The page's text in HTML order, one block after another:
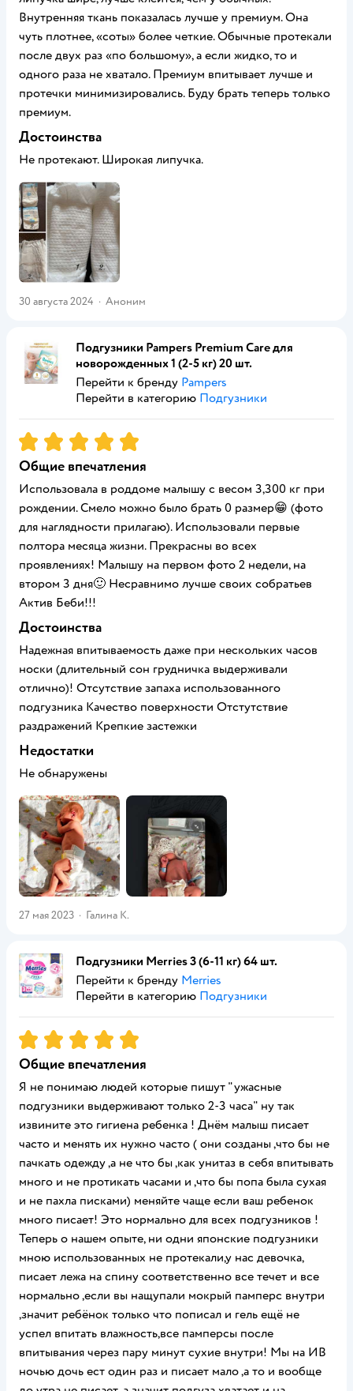
Внутренняя ткань показалась лучше у премиум. Она
чуть плотнее, «соты» более четкие. Обычные протекали
после двух раз «по большому», а если жидко, то и
одного раза не хватало. Премиум впитывает лучше и
протечки минимизировались. Буду брать теперь только
премиум.
Достоинства
Не протекают. Широкая липучка.
30 августа 2024 · Аноним
Подгузники Pampers Premium Care для
новорожденных 1 (2-5 кг) 20 шт.
Перейти к бренду Pampers
Перейти в категорию Подгузники
Рейтинг:5
Общие впечатления
Использовала в роддоме малышу с весом 3,300 кг при
рождении. Смело можно было брать 0 размер😁 (фото
для наглядности прилагаю). Использовали первые
полтора месяца жизни. Прекрасны во всех
проявлениях! Малышу на первом фото 2 недели, на
втором 3 дня🙂 Несравнимо лучше своих собратьев
Актив Беби!!!
Достоинства
Надежная впитываемость даже при нескольких часов
носки (длительный сон грудничка выдерживали
отлично)! Отсутствие запаха использованного
подгузника Качество поверхности Отстутствие
раздражений Крепкие застежки
Недостатки
Не обнаружены
27 мая 2023 · Галина К.
Подгузники Merries 3 (6-11 кг) 64 шт.
Перейти к бренду Merries
Перейти в категорию Подгузники
Рейтинг:5
Общие впечатления
Я не понимаю людей которые пишут "ужасные
подгузники выдерживают только 2-3 часа" ну так
извините это гигиена ребенка ! Днём малыш писает
часто и менять их нужно часто ( они созданы ,что бы не
пачкать одежду ,а не что бы ,как унитаз в себя впитывать
много и не протикать часами и ,что бы попа была сухая
и не пахла писками) меняйте чаще если ваш ребенок
много писает! Это нормально для всех подгузников !
Теперь о нашем опыте, ни одни японские подгузники
мною использованных не протекали,у нас девочка,
писает лежа на спину соответственно все течет и все
нормально ,если вы нащупали мокрый памперс внутри
,значит ребёнок только что пописал и гель ещё не
успел впитать влажность,все памперсы после
впитывания через пару минут сухие внутри! Мы на ИВ
ночью дочь ест один раз и писает мало ,а то и вообще